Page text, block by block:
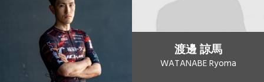
渡邊 諒馬
WATANABE Ryoma